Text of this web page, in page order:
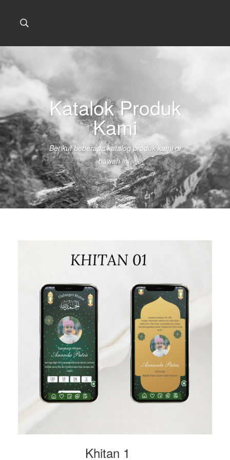
Katalok Produk
Kami
Berikut beberapa katalog produk kami di
bawah ini
Khitan 1